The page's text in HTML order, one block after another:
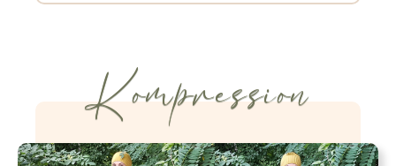
Kompression